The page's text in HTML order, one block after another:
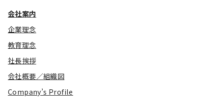
会社案内
企業理念
教育理念
社長挨拶
会社概要／組織図
Company’s Profile